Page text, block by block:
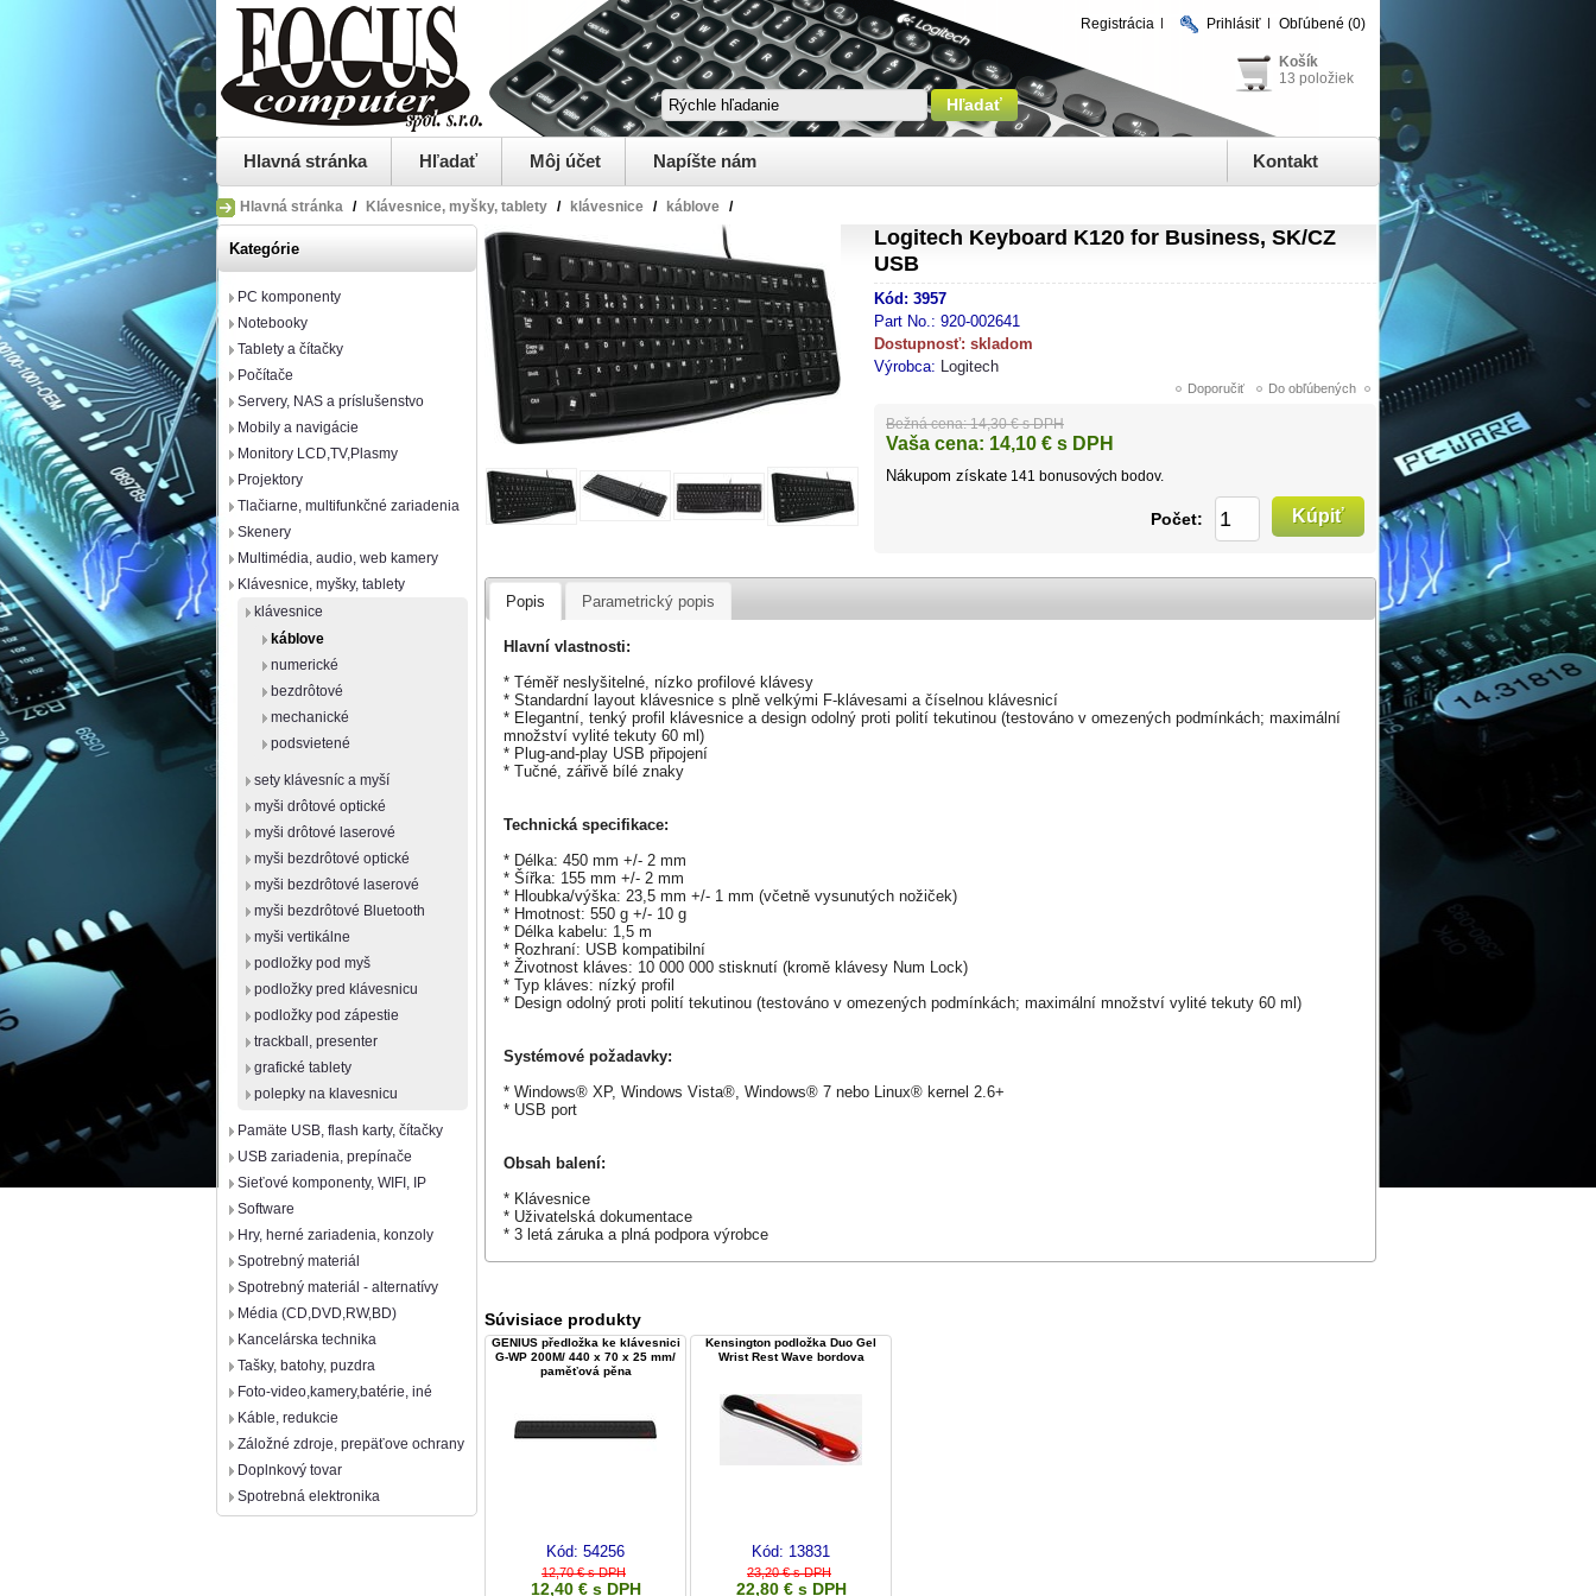
Registrácia Prihlásiť Obľúbené (0)
Košík
13 položiek
Hlavná stránka Hľadať Môj účet Napíšte nám Kontakt
Hlavná stránka / Klávesnice, myšky, tablety / klávesnice / káblove /
Kategórie
PC komponenty
Notebooky
Tablety a čítačky
Počítače
Servery, NAS a príslušenstvo
Mobily a navigácie
Monitory LCD,TV,Plasmy
Projektory
Tlačiarne, multifunkčné zariadenia
Skenery
Multimédia, audio, web kamery
Klávesnice, myšky, tablety
klávesnice
káblove
numerické
bezdrôtové
mechanické
podsvietené
sety klávesníc a myší
myši drôtové optické
myši drôtové laserové
myši bezdrôtové optické
myši bezdrôtové laserové
myši bezdrôtové Bluetooth
myši vertikálne
podložky pod myš
podložky pred klávesnicu
podložky pod zápestie
trackball, presenter
grafické tablety
polepky na klavesnicu
Pamäte USB, flash karty, čítačky
USB zariadenia, prepínače
Sieťové komponenty, WIFI, IP
Software
Hry, herné zariadenia, konzoly
Spotrebný materiál
Spotrebný materiál - alternatívy
Média (CD,DVD,RW,BD)
Kancelárska technika
Tašky, batohy, puzdra
Foto-video,kamery,batérie, iné
Káble, redukcie
Záložné zdroje, prepäťove ochrany
Doplnkový tovar
Spotrebná elektronika
Logitech Keyboard K120 for Business, SK/CZ
USB
Kód: 3957
Part No.: 920-002641
Dostupnosť: skladom
Výrobca:
Logitech
Bežná cena: 14,30 € s DPH
Vaša cena: 14,10 € s DPH
Nákupom získate 141 bonusových bodov.
Počet:
Popis Parametrický popis
Hlavní vlastnosti:
* Téměř neslyšitelné, nízko profilové klávesy
* Standardní layout klávesnice s plně velkými F-klávesami a číselnou klávesnicí
* Elegantní, tenký profil klávesnice a design odolný proti polití tekutinou (testováno v omezených podmínkách; maximální
množství vylité tekuty 60 ml)
* Plug-and-play USB připojení
* Tučné, zářivě bílé znaky
Technická specifikace:
* Délka: 450 mm +/- 2 mm
* Šířka: 155 mm +/- 2 mm
* Hloubka/výška: 23,5 mm +/- 1 mm (včetně vysunutých nožiček)
* Hmotnost: 550 g +/- 10 g
* Délka kabelu: 1,5 m
* Rozhraní: USB kompatibilní
* Životnost kláves: 10 000 000 stisknutí (kromě klávesy Num Lock)
* Typ kláves: nízký profil
* Design odolný proti polití tekutinou (testováno v omezených podmínkách; maximální množství vylité tekuty 60 ml)
Systémové požadavky:
* Windows® XP, Windows Vista®, Windows® 7 nebo Linux® kernel 2.6+
* USB port
Obsah balení:
* Klávesnice
* Uživatelská dokumentace
* 3 letá záruka a plná podpora výrobce
Súvisiace produkty
GENIUS předložka ke klávesnici
G-WP 200M/ 440 x 70 x 25 mm/
paměťová pěna
Kód: 54256
12,70 € s DPH
12,40 € s DPH
Kensington podložka Duo Gel
Wrist Rest Wave bordova
Kód: 13831
23,20 € s DPH
22,80 € s DPH